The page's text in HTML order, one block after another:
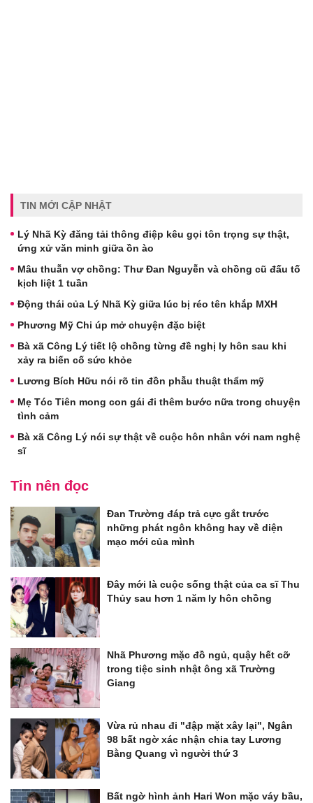
TIN MỚI CẬP NHẬT
Lý Nhã Kỳ đăng tải thông điệp kêu gọi tôn trọng sự thật,
ứng xử văn minh giữa ồn ào
Mâu thuẫn vợ chồng: Thư Đan Nguyễn và chồng cũ đấu tố
kịch liệt 1 tuần
Động thái của Lý Nhã Kỳ giữa lúc bị réo tên khắp MXH
Phương Mỹ Chi úp mở chuyện đặc biệt
Bà xã Công Lý tiết lộ chồng từng đề nghị ly hôn sau khi
xảy ra biến cố sức khỏe
Lương Bích Hữu nói rõ tin đồn phẫu thuật thẩm mỹ
Mẹ Tóc Tiên mong con gái đi thêm bước nữa trong chuyện
tình cảm
Bà xã Công Lý nói sự thật về cuộc hôn nhân với nam nghệ
sĩ
Tin nên đọc
Đan Trường đáp trả cực gắt trước
những phát ngôn không hay về diện
mạo mới của mình
Đây mới là cuộc sống thật của ca sĩ Thu
Thủy sau hơn 1 năm ly hôn chồng
Nhã Phương mặc đồ ngủ, quậy hết cỡ
trong tiệc sinh nhật ông xã Trường
Giang
Vừa rủ nhau đi "đập mặt xây lại", Ngân
98 bất ngờ xác nhận chia tay Lương
Bằng Quang vì người thứ 3
Bất ngờ hình ảnh Hari Won mặc váy bầu,